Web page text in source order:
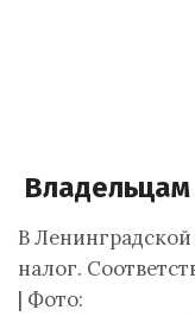
Владельцам
В
налог.
| Фото: